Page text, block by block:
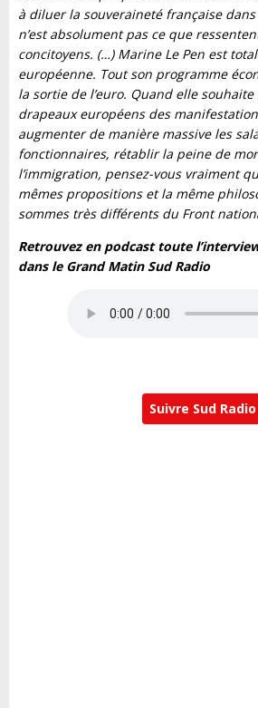
à diluer la souveraineté française
n’est absolument pas ce que
concitoyens. (…) Marine Le Pen est
européenne. Tout son programme
la sortie de l’euro. Quand elle
drapeaux européens des
augmenter de manière massive les
fonctionnaires, rétablir la peine de
l’immigration, pensez-vous vraiment
mêmes propositions et la même
sommes très différents du Front
Retrouvez en podcast toute
dans le Grand Matin Sud Radio
Suivre Sud Radio